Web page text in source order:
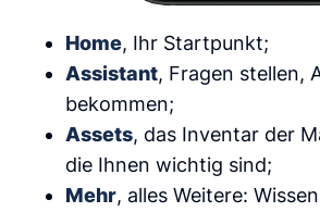
Home, Ihr Startpunkt;
Assistant, Fragen stellen,
bekommen;
Assets, das Inventar der
die Ihnen wichtig sind;
Mehr, alles Weitere: